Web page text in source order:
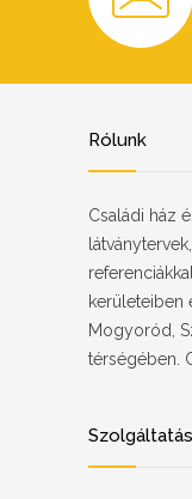
Rólunk
Családi ház
kerületeiben
Mogyoród,
térségében.